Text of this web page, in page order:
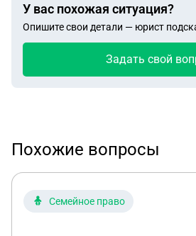
У вас похожая ситуация?
Опишите свои детали — юрист
Задать свой
Похожие вопросы
Семейное право